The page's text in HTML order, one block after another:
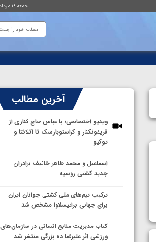
جمعه ۱۶ مرداد ۱۴۰۵ ساعت : ۲۳:۰۱
آخرین مطالب
ویدیو اختصاصی؛ با عباس حاج کناری از
فریدونکنار و کراسنویارسک تا آتلانتا و
توکیو
اسماعیل و محمد طاهر خانیف برادران
جدید کشتی روسیه
ترکیب تیم‌های ملی کشتی جوانان ایران
برای جهانی براتیسلاوا مشخص شد
کتاب مدیریت منابع انسانی در سازمان‌های
ورزشی اثر علیرضا ده بزرگی منتشر شد